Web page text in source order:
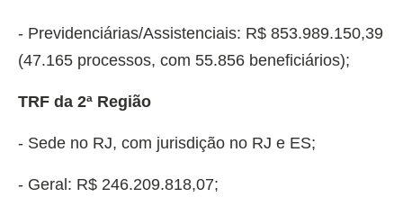
- Previdenciárias/Assistenciais: R$ 853.989.150,39
(47.165 processos, com 55.856 beneficiários);
TRF da 2ª Região
- Sede no RJ, com jurisdição no RJ e ES;
- Geral: R$ 246.209.818,07;